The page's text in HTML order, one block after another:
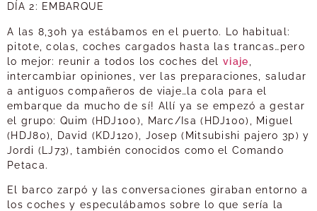
DÍA 2: EMBARQUE
A las 8,30h ya estábamos en el puerto. Lo habitual:
pitote, colas, coches cargados hasta las trancas…pero
lo mejor: reunir a todos los coches del viaje
intercambiar opiniones, ver las preparaciones, saludar
a antiguos compañeros de viaje…la cola para el
embarque da mucho de sí! Allí ya se empezó a gestar
el grupo: Quim (HDJ100), Marc/Isa (HDJ100), Miguel
(HDJ80), David (KDJ120), Josep (Mitsubishi pajero 3p) y
Jordi (LJ73), también conocidos como el Comando
Petaca.
El barco zarpó y las conversaciones giraban entorno a
los coches y especulábamos sobre lo que sería la